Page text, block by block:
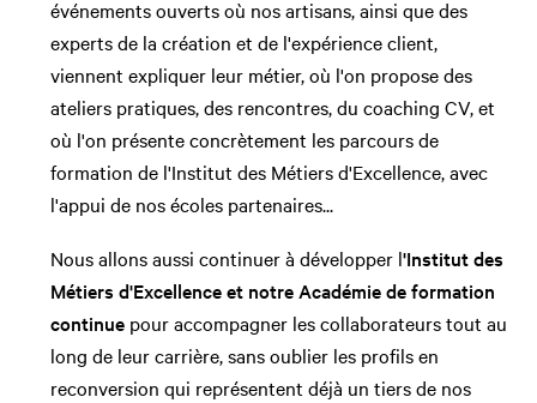
événements ouverts où nos artisans, ainsi que des
experts de la création et de l'expérience client,
viennent expliquer leur métier, où l'on propose des
ateliers pratiques, des rencontres, du coaching CV, et
où l'on présente concrètement les parcours de
formation de l'Institut des Métiers d'Excellence, avec
l'appui de nos écoles partenaires...
Nous allons aussi continuer à développer l'Institut des
Métiers d'Excellence et notre Académie de formation
continue pour accompagner les collaborateurs tout au
long de leur carrière, sans oublier les profils en
reconversion qui représentent déjà un tiers de nos